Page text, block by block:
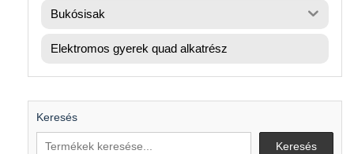
Bukósisak
Elektromos gyerek quad alkatrész
Keresés
Keresés